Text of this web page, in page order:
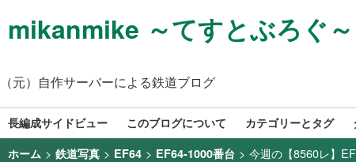
mikanmike ～てすとぶろぐ～
（元）自作サーバーによる鉄道ブログ
長編成サイドビュー このブログについて カテゴリーとタグ
ホーム > 鉄道写真 > EF64 > EF64-1000番台 > 今週の【8560レ】